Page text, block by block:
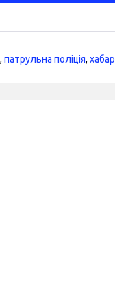
,патрульна поліція,хабар